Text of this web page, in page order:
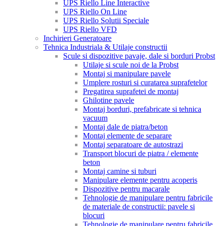
UPS Riello Line Interactive
UPS Riello On Line
UPS Riello Solutii Speciale
UPS Riello VFD
Inchirieri Generatoare
Tehnica Industriala & Utilaje constructii
Scule si dispozitive pavaje, dale si borduri Probst
Utilaje si scule noi de la Probst
Montaj si manipulare pavele
Umplere rosturi si curatarea suprafetelor
Pregatirea suprafetei de montaj
Ghilotine pavele
Montaj borduri, prefabricate si tehnica
vacuum
Montaj dale de piatra/beton
Montaj elemente de separare
Montaj separatoare de autostrazi
Transport blocuri de piatra / elemente
beton
Montaj camine si tuburi
Manipulare elemente pentru acoperis
Dispozitive pentru macarale
Tehnologie de manipulare pentru fabricile
de materiale de constructii: pavele si
blocuri